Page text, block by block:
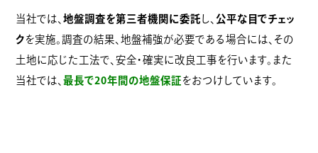
当社では、地盤調査を第三者機関に委託 し、 公平な目でチェッ
ク を実施。調査の結果、地盤補強が必要である場合には、その
土地に応じた工法で、安全・確実に改良工事を行います。また
当社では、最長で20年間の地盤保証 をおつけしています。